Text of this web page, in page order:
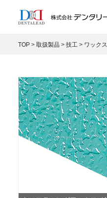
TOP > 取扱製品 > 技工 > ワックス